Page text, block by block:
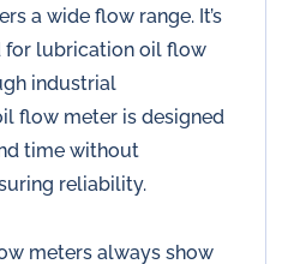
a wide flow range. It’s
for lubrication oil flow
industrial
flow meter is designed
time without
reliability.
meters always show